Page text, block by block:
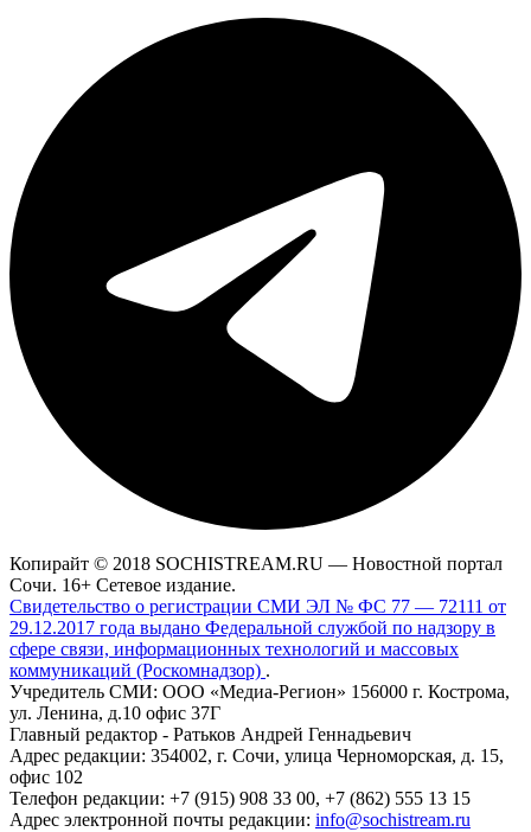
Копирайт © 2018 SOCHISTREAM.RU — Новостной портал
Сочи. 16+ Сетевое издание.
Свидетельство о регистрации СМИ ЭЛ № ФС 77 — 72111 от
29.12.2017 года выдано Федеральной службой по надзору в
сфере связи, информационных технологий и массовых
коммуникаций (Роскомнадзор) .
Учредитель СМИ: ООО «Медиа-Регион» 156000 г. Кострома,
ул. Ленина, д.10 офис 37Г
Главный редактор - Ратьков Андрей Геннадьевич
Адрес редакции: 354002, г. Сочи, улица Черноморская, д. 15,
офис 102
Телефон редакции: +7 (915) 908 33 00, +7 (862) 555 13 15
Адрес электронной почты редакции: info@sochistream.ru